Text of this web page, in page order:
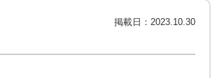
掲載日： 2023.10.30